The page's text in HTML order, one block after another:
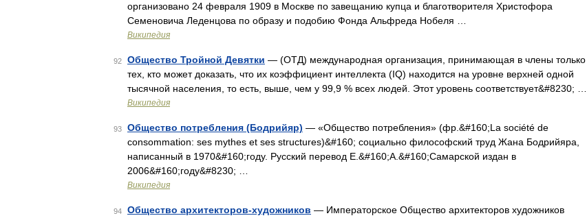
организовано 24 февраля 1909 в Москве по завещанию купца и благотворителя Христофора
Семеновича Леденцова по образу и подобию Фонда Альфреда Нобеля …
Википедия
92 Общество Тройной Девятки — (ОТД) международная организация, принимающая в члены только
тех, кто может доказать, что их коэффициент интеллекта (IQ) находится на уровне верхней одной
тысячной населения, то есть, выше, чем у 99,9 % всех людей. Этот уровень соответствует&#8230; …
Википедия
93 Общество потребления (Бодрийяр) — «Общество потребления» (фр.&#160;La société de
consommation: ses mythes et ses structures)&#160; социально философский труд Жана Бодрийяра,
написанный в 1970&#160;году. Русский перевод Е.&#160;А.&#160;Самарской издан в
2006&#160;году&#8230; …
Википедия
94 Общество архитекторов-художников — Императорское Общество архитекторов художников